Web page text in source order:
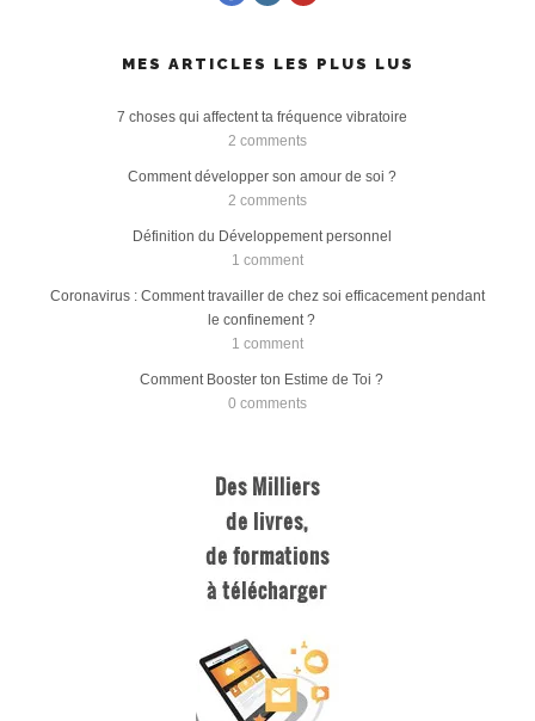
MES ARTICLES LES PLUS LUS
7 choses qui affectent ta fréquence vibratoire
2 comments
Comment développer son amour de soi ?
2 comments
Définition du Développement personnel
1 comment
Coronavirus : Comment travailler de chez soi efficacement pendant
le confinement ?
1 comment
Comment Booster ton Estime de Toi ?
0 comments